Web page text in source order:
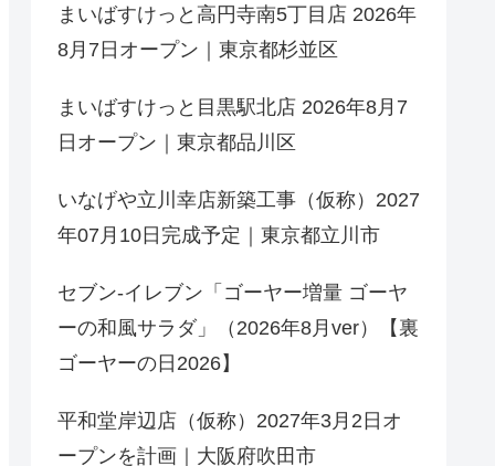
まいばすけっと高円寺南5丁目店 2026年
8月7日オープン｜東京都杉並区
まいばすけっと目黒駅北店 2026年8月7
日オープン｜東京都品川区
いなげや立川幸店新築工事（仮称）2027
年07月10日完成予定｜東京都立川市
セブン-イレブン「ゴーヤー増量 ゴーヤ
ーの和風サラダ」（2026年8月ver）【裏
ゴーヤーの日2026】
平和堂岸辺店（仮称）2027年3月2日オ
ープンを計画｜大阪府吹田市